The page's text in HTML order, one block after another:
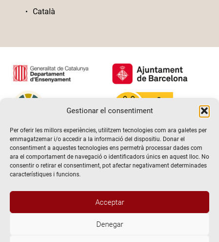
Gestionar el consentiment
Per oferir les millors experiències, utilitzem tecnologies com ara galetes per
emmagatzemar i/o accedir a la informació del dispositiu. Donar el
consentiment a aquestes tecnologies ens permetrà processar dades com
ara el comportament de navegació o identificadors únics en aquest lloc. No
consentir o retirar el consentiment, pot afectar negativament determinades
característiques i funcions.
Acceptar
Denegar
Català
@2026 Escola de teatre El Timbal. Tots els drets reservats